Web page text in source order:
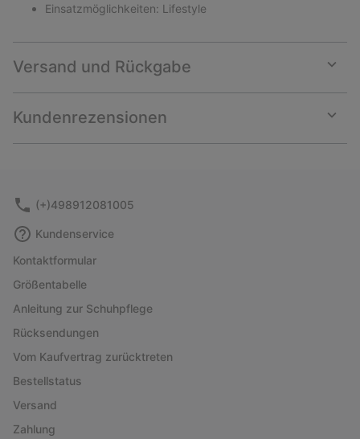
Einsatzmöglichkeiten: Lifestyle
Versand und Rückgabe
or
Kundenrezensionen
or
(+)498912081005
Kundenservice
Kontaktformular
Größentabelle
Anleitung zur Schuhpflege
Rücksendungen
Vom Kaufvertrag zurücktreten
Bestellstatus
Versand
Zahlung